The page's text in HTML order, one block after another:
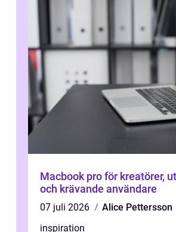
Macbook pro för kreatörer,
och krävande användare
07 juli 2026
Alice Pettersson
inspiration